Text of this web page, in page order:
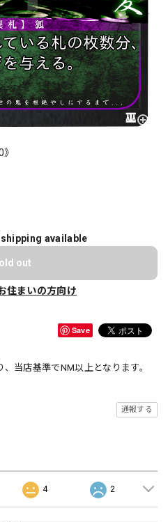
available
out
住まいの方向け
Save
当店基準でNM以上となります。
通報する
4 2